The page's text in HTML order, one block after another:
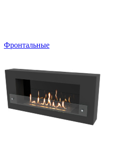
Фронтальные